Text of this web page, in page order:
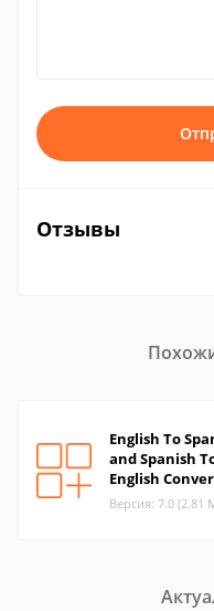
Отзывы
English To
and Spanish
English
Версия: 7.0 (2.81